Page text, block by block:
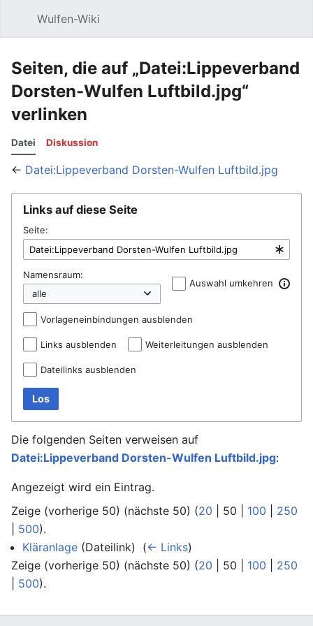
Wulfen-Wiki
Seiten, die auf „Datei:Lippeverband
Dorsten-Wulfen Luftbild.jpg“
verlinken
Datei Diskussion
← Datei:Lippeverband Dorsten-Wulfen Luftbild.jpg
Links auf diese Seite
Seite:
Namensraum:
Auswahl umkehren
Vorlageneinbindungen ausblenden
Links ausblenden Weiterleitungen ausblenden
Dateilinks ausblenden
Los
Die folgenden Seiten verweisen auf
Datei:Lippeverband Dorsten-Wulfen Luftbild.jpg:
Angezeigt wird ein Eintrag.
Zeige (vorherige 50) (nächste 50) (20 50 100
250
500).
Kläranlage (Dateilink) ‎ (← Links)
Zeige (vorherige 50) (nächste 50) (20 50 100
250
500).